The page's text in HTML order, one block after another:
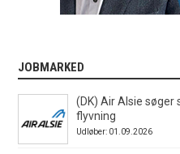
JOBMARKED
(DK) Air Alsie
flyvning
Udløber: 01.09.2026